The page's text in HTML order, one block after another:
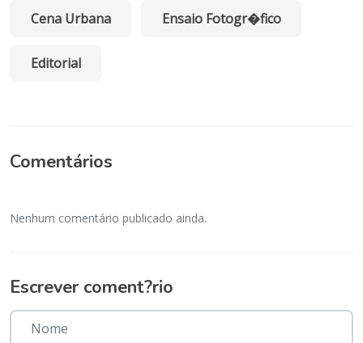
Cena Urbana Ensaio Fotogr�fico
Editorial
Comentários
Nenhum comentário publicado ainda.
Escrever coment?rio